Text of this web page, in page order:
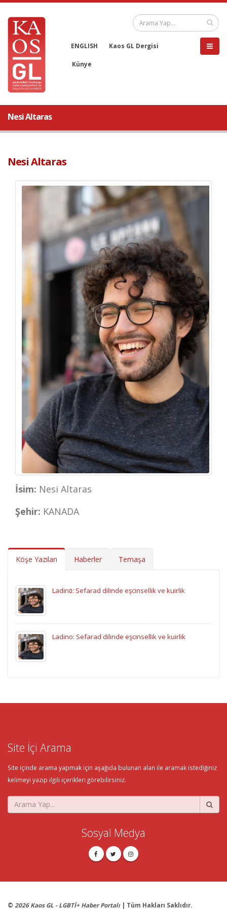
ENGLISH Kaos GL Dergisi
Künye
Nesi Altaras
Nesi Altaras
İsim: Nesi Altaras
Şehir: KANADA
Köşe Yazıları Haberler Temaşa
Ladin٥: Sefarad dilinde eşcinsellik ve kuirlik
Ladino: Sefarad dilinde eşcinsellik ve kuirlik
Site İçi Arama
Site içinde arama yapmak için aşağıda bulunan alan ile aramak istediğiniz
kelimeyi yazıp ilgili içerikleri görebilirsiniz.
Sosyal Medya
© 2026 Kaos GL - LGBTİ+ Haber Portalı | Tüm Hakları Saklıdır.